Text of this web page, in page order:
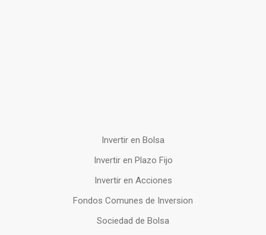
Invertir en Bolsa
Invertir en Plazo Fijo
Invertir en Acciones
Fondos Comunes de Inversion
Sociedad de Bolsa